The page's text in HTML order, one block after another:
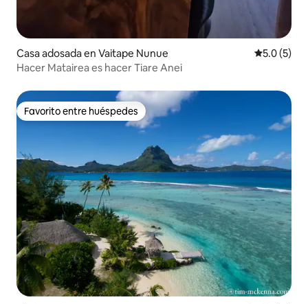
Casa adosada en Vaitape Nunue
5.0 (5)
Hacer Matairea es hacer Tiare Anei
Favorito entre huéspedes
Favorito entre huéspedes